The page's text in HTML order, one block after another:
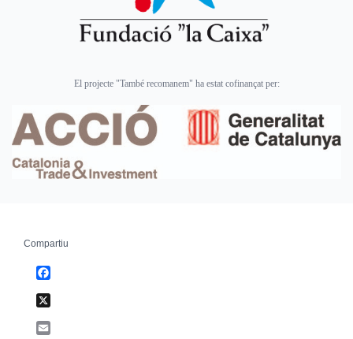
El projecte "També recomanem" ha estat cofinançat per:
Compartiu